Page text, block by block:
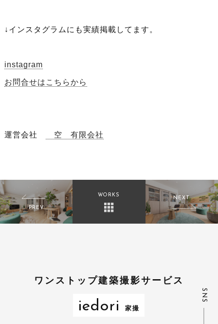
SNS
↓ インスタグラムにも実績掲載してます。
instagram
お問合せはこちらから
運営会社 空 有限会社
PREV
WORKS
NEXT
ワンストップ建築撮影サービス
iedori 家撮